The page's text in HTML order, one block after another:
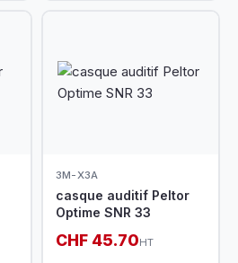
3M-X3A
casque auditif Peltor
Optime SNR 33
CHF 45.70HT